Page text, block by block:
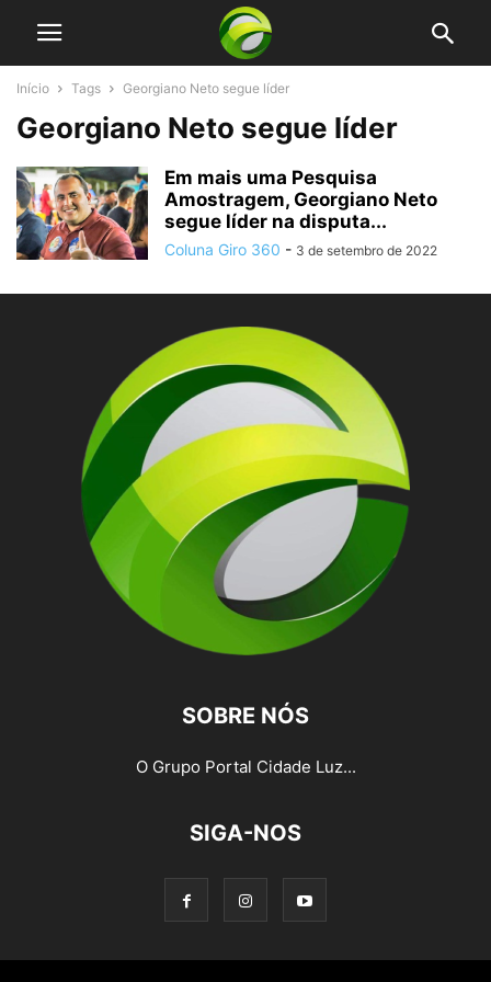
Início Tags Georgiano Neto segue líder
Georgiano Neto segue líder
Em mais uma Pesquisa
Amostragem, Georgiano Neto
segue líder na disputa...
Coluna Giro 360 - 3 de setembro de 2022
SOBRE NÓS
O Grupo Portal Cidade Luz...
SIGA-NOS